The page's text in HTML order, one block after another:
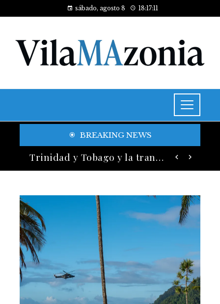
sábado, agosto 8 18:17:13
BREAKING NEWS
Trinidad y Tobago y la transición energética con enfoque en justicia social y desarrollo sostenible